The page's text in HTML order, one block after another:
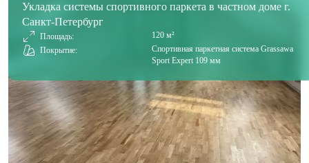
Укладка системы спортивного паркета в частном доме г.
Санкт-Петербург
Площадь:
120 м²
Покрытие:
Спортивная паркетная система Grassawa
Sport Expert 109 мм